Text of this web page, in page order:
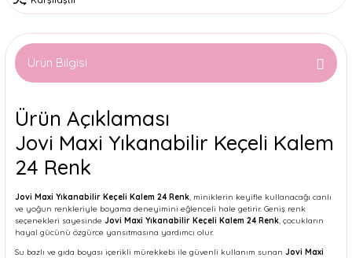
Ürün Bilgisi
Ürün Açıklaması
Jovi Maxi Yıkanabilir Keçeli Kalem
24 Renk
Jovi Maxi Yıkanabilir Keçeli Kalem 24 Renk, miniklerin keyifle kullanacağı canlı
ve yoğun renkleriyle boyama deneyimini eğlenceli hale getirir. Geniş renk
seçenekleri sayesinde Jovi Maxi Yıkanabilir Keçeli Kalem 24 Renk, çocukların
hayal gücünü özgürce yansıtmasına yardımcı olur.
Su bazlı ve gıda boyası içerikli mürekkebi ile güvenli kullanım sunan Jovi Maxi